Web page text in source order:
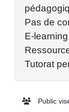
Pas de
E-learning
Tutorat
Public